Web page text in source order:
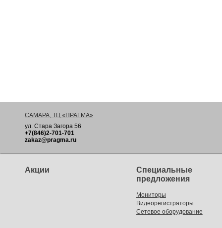
САМАРА, ТЦ «ПРАГМА»
ул. Стара Загора 56
+7(846)2-701-701
zakaz@pragma.ru
Акции
Специальные
предложения
Мониторы
Видеорегистраторы
Сетевое оборудование